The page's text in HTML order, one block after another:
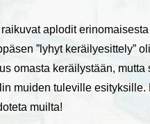
aplodit
”lyhyt keräilyesittely”
omasta keräilystään, mutta
muiden tuleville esityksille.
muilta!